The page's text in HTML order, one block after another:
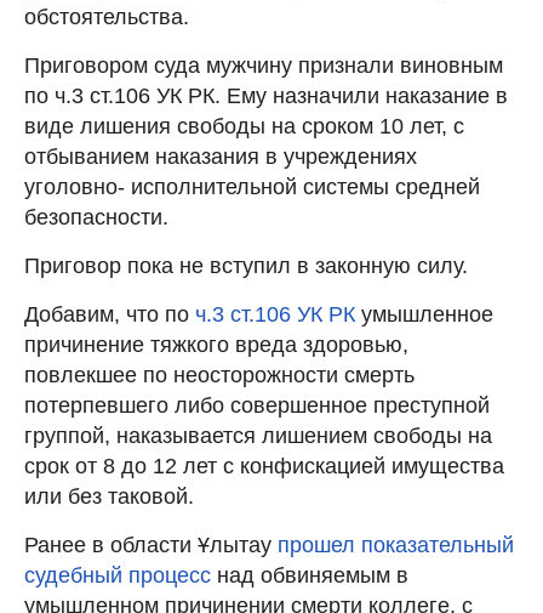
обстоятельства.
Приговором суда мужчину признали виновным
по ч.3 ст.106 УК РК. Ему назначили наказание в
виде лишения свободы на сроком 10 лет, с
отбыванием наказания в учреждениях
уголовно- исполнительной системы средней
безопасности.
Приговор пока не вступил в законную силу.
Добавим, что по ч.3 ст.106 УК РК умышленное
причинение тяжкого вреда здоровью,
повлекшее по неосторожности смерть
потерпевшего либо совершенное преступной
группой, наказывается лишением свободы на
срок от 8 до 12 лет с конфискацией имущества
или без таковой.
Ранее в области Ұлытау прошел показательный
судебный процесс над обвиняемым в
умышленном причинении смерти коллеге, с